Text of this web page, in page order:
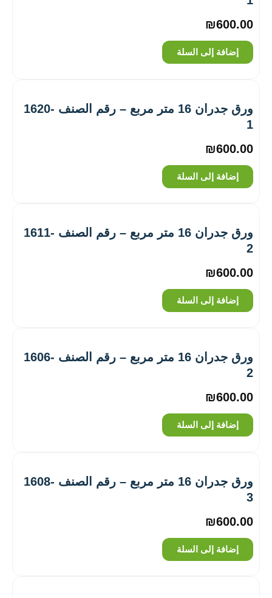
₪600.00
إضافة إلى السلة
ورق جدران 16 متر مربع – رقم الصنف ‎1620-
1
₪600.00
إضافة إلى السلة
ورق جدران 16 متر مربع – رقم الصنف ‎1611-
2
₪600.00
إضافة إلى السلة
ورق جدران 16 متر مربع – رقم الصنف ‎1606-
2
₪600.00
إضافة إلى السلة
ورق جدران 16 متر مربع – رقم الصنف ‎1608-
3
₪600.00
إضافة إلى السلة